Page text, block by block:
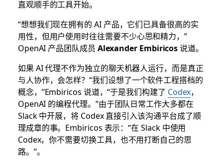
直观顺手的工具开始。
“想想我们现在拥有的 AI 产品，它们已具备很高的实
用性，但用户使用时往往需要不少心思和精力，”
OpenAI 产品团队成员 Alexander Embiricos说道。
如果 AI 代理不作为独立的聊天机器人运行，而是真正
与人协作，会怎样？“我们设想了一个软件工程搭档的
概念，”Embiricos 说道，“于是我们构建了 Codex，
OpenAI 的编程代理。”由于团队日常工作大多都在
Slack 中开展，将 Codex 直接引入该沟通平台成了顺
理成章的事。Embiricos 表示：“在 Slack 中使用
Codex，你不需要切换工具，也不用打断自己的思
路。”。